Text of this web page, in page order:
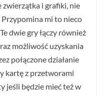
zwierzątka i grafiki, nie
mi to nieco
dwie gry łączy również
możliwość uzyskania
połączone działanie
kartę z przetworami
jeśli będzie mieć też w